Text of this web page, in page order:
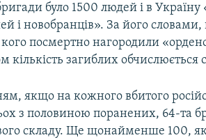
було 1500 людей і в Україну
і новобранців». За його словами,
посмертно нагородили
кількість загиблих обчислюється
якщо на кожного вбитого
з половиною поранених, 64-та
складу. Ще щонайменше 100,